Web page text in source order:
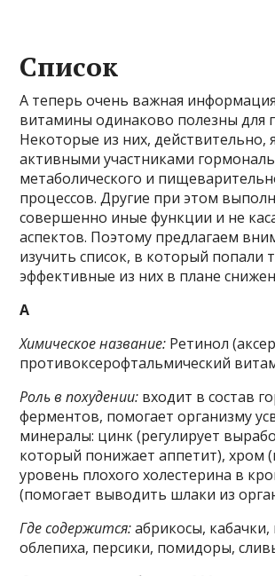
Список
А теперь очень важная
витамины одинаково полезны для
Некоторые из них, действительно,
активными участниками
метаболического и
процессов. Другие при этом
совершенно иные функции и не
аспектов. Поэтому предлагаем
изучить список, в который попали
эффективные из них в плане
A
Химическое название: Ретинол
противоксерофтальмический
Роль в похудении: входит в состав
ферментов, помогает организму
минералы: цинк (регулирует
который понижает аппетит), хром
уровень плохого холестерина в
(помогает выводить шлаки из
Где содержится:абрикосы,
облепиха, персики, помидоры,